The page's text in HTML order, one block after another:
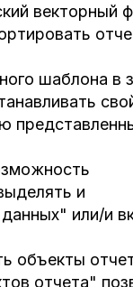
векторный
шаблона в
и
или/и
объекты
отчета"